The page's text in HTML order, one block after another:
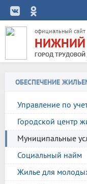
официальный сайт
НИЖНИЙ
ГОРОД ТРУДОВОЙ
ОБЕСПЕЧЕНИЕ
Управление по
Городской центр
Муниципальные
Социальный найм
Жилье для